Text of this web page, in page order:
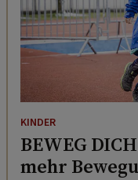
KINDER
BEWEG
mehr